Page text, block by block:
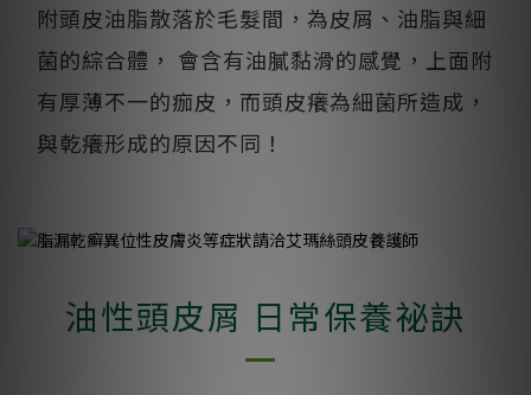
附頭皮油脂散落於毛髮間，為皮屑、油脂與細
菌的綜合體， 會含有油膩黏滑的感覺，上面附
有厚薄不一的痂皮，而頭皮癢為細菌所造成，
與乾癢形成的原因不同！
油性頭皮屑 日常保養祕訣